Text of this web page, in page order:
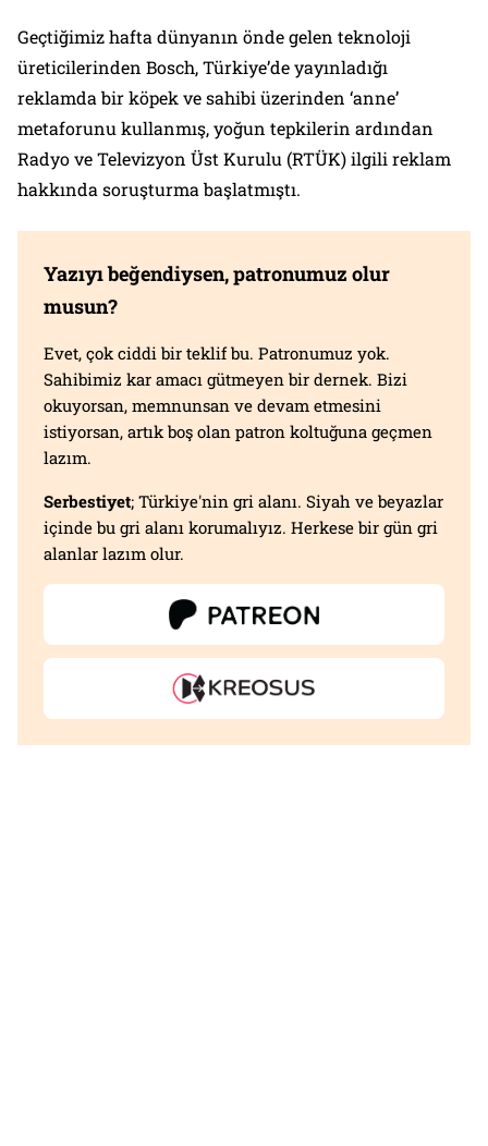
Geçtiğimiz hafta dünyanın önde gelen teknoloji
üreticilerinden Bosch, Türkiye’de yayınladığı
reklamda bir köpek ve sahibi üzerinden ‘anne’
metaforunu kullanmış, yoğun tepkilerin ardından
Radyo ve Televizyon Üst Kurulu (RTÜK) ilgili reklam
hakkında soruşturma başlatmıştı.
Yazıyı beğendiysen, patronumuz olur
musun?
Evet, çok ciddi bir teklif bu. Patronumuz yok.
Sahibimiz kar amacı gütmeyen bir dernek. Bizi
okuyorsan, memnunsan ve devam etmesini
istiyorsan, artık boş olan patron koltuğuna geçmen
lazım.
Serbestiyet; Türkiye'nin gri alanı. Siyah ve beyazlar
içinde bu gri alanı korumalıyız. Herkese bir gün gri
alanlar lazım olur.